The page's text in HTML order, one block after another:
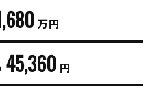
万円
45,360 円